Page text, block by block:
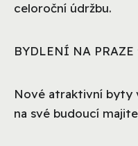
celoroční údržbu.
BYDLENÍ NA PRAZE
Nové atraktivní byty
na své budoucí